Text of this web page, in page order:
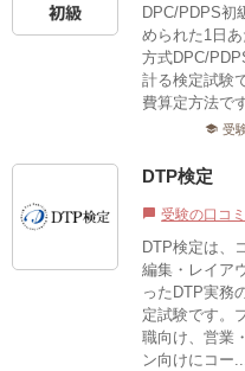
DPC/PDPS初
められた1日
方式DPC/
計る検定試験
費算定方法で
school 受
DTP検定
chat_bubble 受験の口コ
DTP検定は、
編集・レイア
ったDTP実務
定試験です。
職向け、営業
ン向けにコー